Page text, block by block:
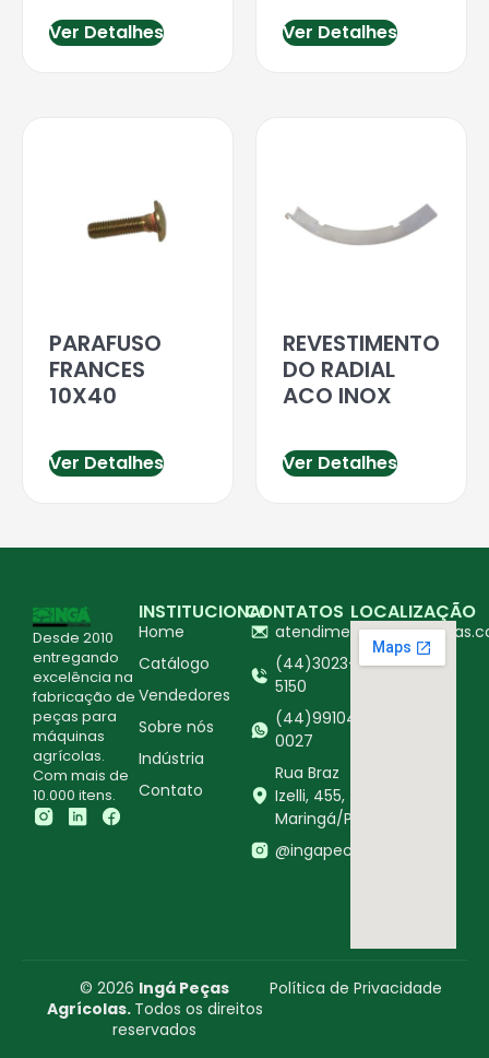
Ver Detalhes Ver Detalhes
PARAFUSO
FRANCES
10X40
Ver Detalhes
REVESTIMENTO
DO RADIAL
ACO INOX
Ver Detalhes
Desde 2010
entregando
excelência na
fabricação de
peças para
máquinas
agrícolas.
Com mais de
10.000 itens.
INSTITUCIONAL
Home
Catálogo
Vendedores
Sobre nós
Indústria
Contato
CONTATOS
(44)3023-
5150
(44)99104-
0027
Rua Braz
Izelli, 455,
Maringá/PR
@ingapecasagricolas
LOCALIZAÇÃO
© 2026 Ingá Peças
Agrícolas. Todos os direitos
reservados
Política de Privacidade